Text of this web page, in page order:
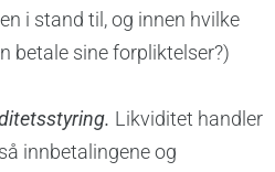
i stand til, og innen hvilke
betale sine forpliktelser?)
Likviditet handler
innbetalingene og